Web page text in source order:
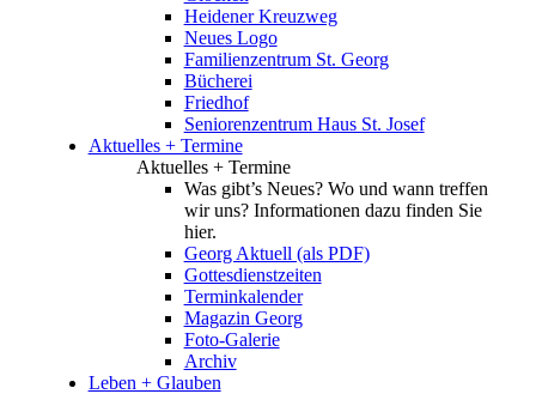
Heidener Kreuzweg
Neues Logo
Familienzentrum St. Georg
Bücherei
Friedhof
Seniorenzentrum Haus St. Josef
Aktuelles + Termine
Aktuelles + Termine
Was gibt’s Neues? Wo und wann treffen
wir uns? Informationen dazu finden Sie
hier.
Georg Aktuell (als PDF)
Gottesdienstzeiten
Terminkalender
Magazin Georg
Foto-Galerie
Archiv
Leben + Glauben